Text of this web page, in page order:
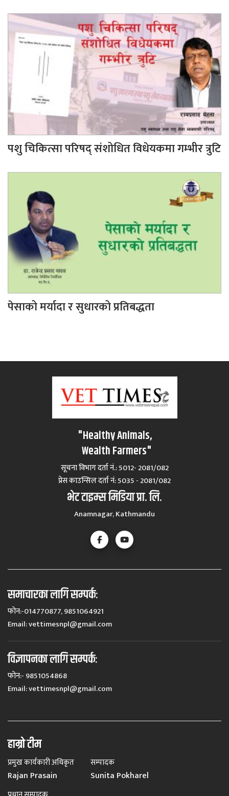
पशु चिकित्सा परिषद् संशोधित विधेयकमा गम्भीर त्रुटि
पेसाको मर्यादा र सुधारको प्रतिबद्धता
"Healthy Animals,
Wealth Farmers"
सूचना विभाग दर्ता नं.: 5012- 2081/082
प्रेस काउन्सिल दर्ता नं‍: 5035 - 2081/082
भेट टाइम्स मिडिया प्रा. लि.
Anamnagar, Kathmandu
समाचारका लागि सम्पर्कः
फोन:-014770877, 9851064921
Email:vettimesnpl@gmail.com
विज्ञापनका लागि सम्पर्कः
फोन:- 9851054868
Email:vettimesnpl@gmail.com
हाम्रो टीम
प्रमुख कार्यकारी अधिकृत
Rajan Prasain
सम्पादक
Sunita Pokharel